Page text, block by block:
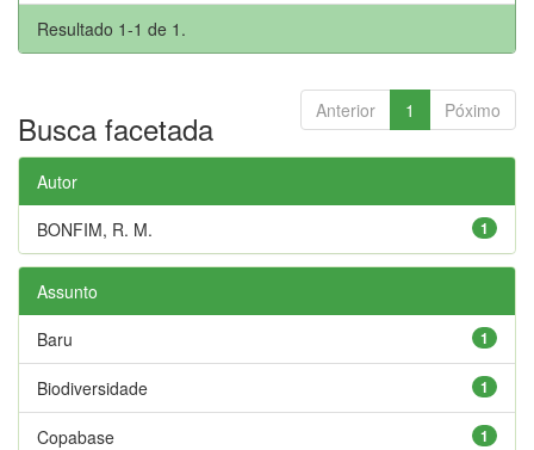
Resultado 1-1 de 1.
Anterior 1 Póximo
Busca facetada
Autor
1
BONFIM, R. M.
Assunto
1
Baru
1
Biodiversidade
1
Copabase